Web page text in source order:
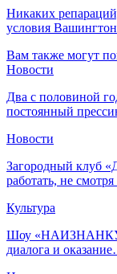
Никаких
условия
Вам также могут
Новости
Два с половиной
постоянный
Новости
Загородный клуб
работать, не
Культура
Шоу «НАИЗНАНКУ»
диалога и